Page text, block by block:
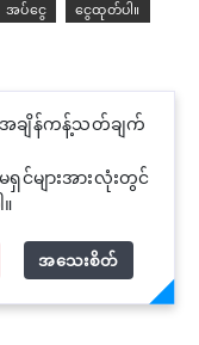
အပ်ငွေ ငွေထုတ်ပါ။
အချိန်ကန့်သတ်ချက်
ရှင်များအားလုံးတွင်
အသေးစိတ်